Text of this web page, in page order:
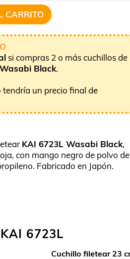
CARRITO
si compras 2 o más cuchillos de
Black.
tendría un precio final de
KAI 6723L Wasabi Black,
con mango negro de polvo de
Fabricado en Japón.
6723L
Cuchillo filetear 23